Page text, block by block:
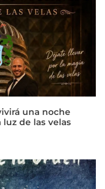
una noche
de las velas